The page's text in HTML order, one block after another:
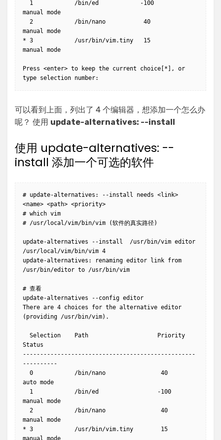
manual mode
manual mode
* 3            /usr/bin/vim.tiny   15
manual mode
Press <enter> to keep the current choice[*], or
type selection number:
可以看到上面，列出了 4 个编辑器，想添加一个怎么办
呢？ 使用 update-alternatives: --install
使用 update-alternatives: --
install 添加一个可选的软件
# update-alternatives: --install needs <link>
<name> <path> <priority>
# which vim
# /usr/local/vim/bin/vim (软件的真实路径)
update-alternatives --install  /usr/bin/vim editor
/usr/local/vim/bin/vim 4
update-alternatives: renaming editor link from
/usr/bin/editor to /usr/bin/vim
# 查看
update-alternatives --config editor
There are 4 choices for the alternative editor
(providing /usr/bin/vim).
Status
--------------------------------------------------
----------
auto mode
manual mode
manual mode
* 3            /usr/bin/vim.tiny        15
manual mode